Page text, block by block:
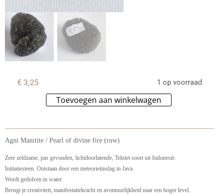
€ 3,25 1 op voorraad
Toevoegen aan winkelwagen
Agni Manitite / Pearl of divine fire (ruw)
Zeer zeldzame, pas gevonden, lichtdoorlatende, Tektiet soort uit Indonesië.
Initiatiesteen. Ontstaan door een meteorietinslag in Java.
Wordt gedolven in water.
Brengt je creativiteit, manifestatiekracht en avontuurlijkheid naar een hoger level.